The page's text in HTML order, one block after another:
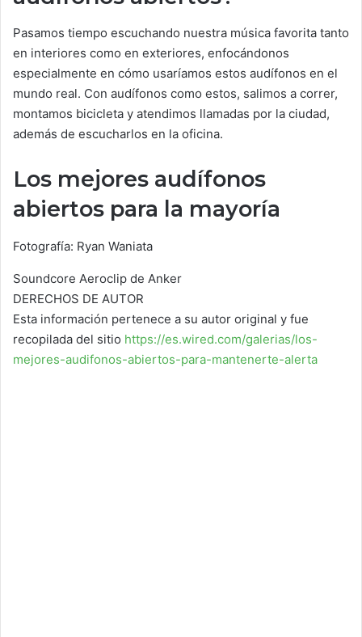
Pasamos tiempo escuchando nuestra música favorita tanto
en interiores como en exteriores, enfocándonos
especialmente en cómo usaríamos estos audífonos en el
mundo real. Con audífonos como estos, salimos a correr,
montamos bicicleta y atendimos llamadas por la ciudad,
además de escucharlos en la oficina.
Los mejores audífonos
abiertos para la mayoría
Fotografía: Ryan Waniata
Soundcore Aeroclip de Anker
DERECHOS DE AUTOR
Esta información pertenece a su autor original y fue
recopilada del sitio https://es.wired.com/galerias/los-
mejores-audifonos-abiertos-para-mantenerte-alerta